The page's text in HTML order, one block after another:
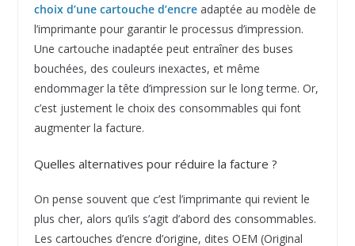
choix d’une cartouche d’encreadaptée au modèle de
l’imprimante pour garantir le processus d’impression.
Une cartouche inadaptée peut entraîner des buses
bouchées, des couleurs inexactes, et même
endommager la tête d’impression sur le long terme. Or,
c’est justement le choix des consommables qui font
augmenter la facture.
Quelles alternatives pour réduire la facture ?
On pense souvent que c’est l’imprimante qui revient le
plus cher, alors qu’ils s’agit d’abord des consommables.
Les cartouches d’encre d’origine, dites OEM (Original